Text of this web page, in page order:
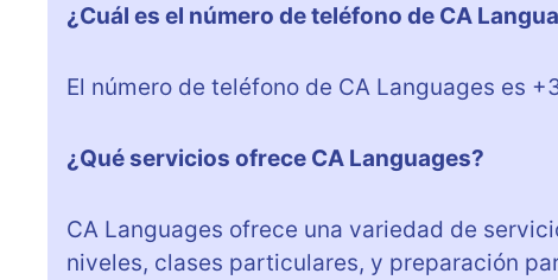
¿Cuál es el número de teléfono de CA
El número de teléfono de CA Languages es
¿Qué servicios ofrece CA Languages?
CA Languages ofrece una variedad de
niveles, clases particulares, y preparación